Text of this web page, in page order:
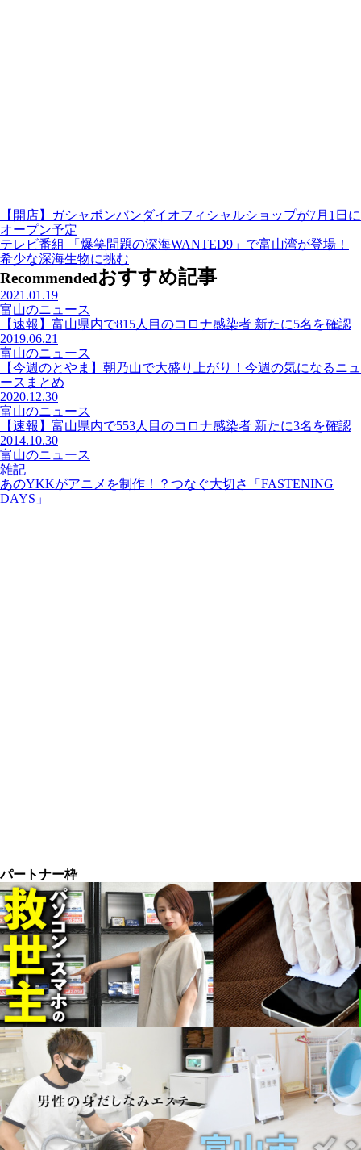
【開店】ガシャポンバンダイオフィシャルショップが7月1日に
オープン予定
テレビ番組 「爆笑問題の深海WANTED9」で富山湾が登場！
希少な深海生物に挑む
Recommendedおすすめ記事
2021.01.19
富山のニュース
【速報】富山県内で815人目のコロナ感染者 新たに5名を確認
2019.06.21
富山のニュース
【今週のとやま】朝乃山で大盛り上がり！今週の気になるニュ
ースまとめ
2020.12.30
富山のニュース
【速報】富山県内で553人目のコロナ感染者 新たに3名を確認
2014.10.30
富山のニュース
雑記
あのYKKがアニメを制作！？つなぐ大切さ「FASTENING
DAYS」
パートナー枠